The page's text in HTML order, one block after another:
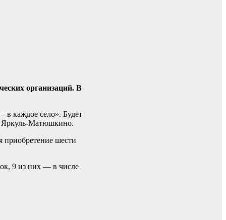
организаций. В
в каждое село». Будет
Яркуль-Матюшкино.
шести
9 из них — в числе